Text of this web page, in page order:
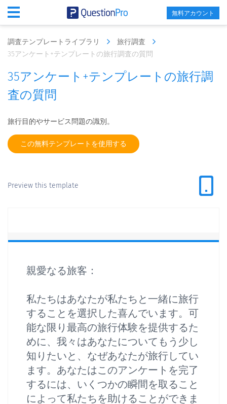
無料アカウント
調査テンプレートライブラリ
旅行調査
35アンケート+テンプレートの旅行調査の質問
35アンケート+テンプレートの旅行調
査の質問
旅行目的やサービス問題の識別。
この無料テンプレートを使用する
Preview this template